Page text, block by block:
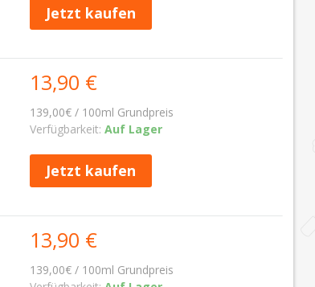
Jetzt kaufen
13,90 €
139,00€ / 100ml Grundpreis
Verfügbarkeit: Auf Lager
Jetzt kaufen
13,90 €
139,00€ / 100ml Grundpreis